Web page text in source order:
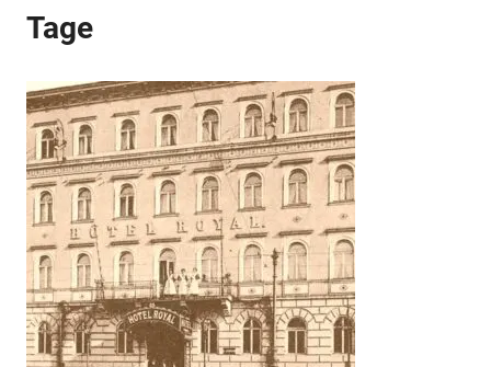
Anzeige
Tage